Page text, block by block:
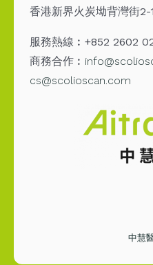
香港新界火炭坳背灣街
服務熱線︰+852 2602
商務合作︰
cs@scolioscan.com
中慧